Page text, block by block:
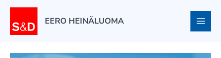
Siirry
EERO HEINÄLUOMA